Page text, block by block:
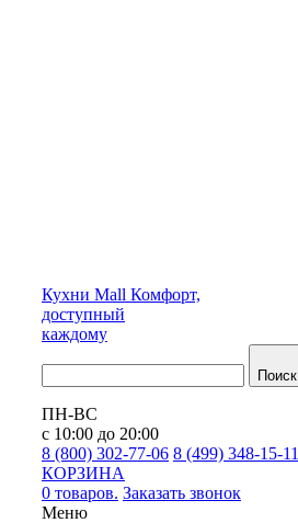
Кухни Mall Комфорт,
доступный
каждому
Поиск
ПН-ВС
с 10:00 до 20:00
8 (800) 302-77-06 8 (499) 348-15-11
КОРЗИНА
0 товаров. Заказать звонок
Меню